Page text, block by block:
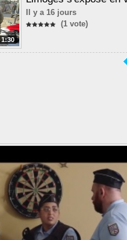
1:30
Il y a 16 jours
(1 vote)